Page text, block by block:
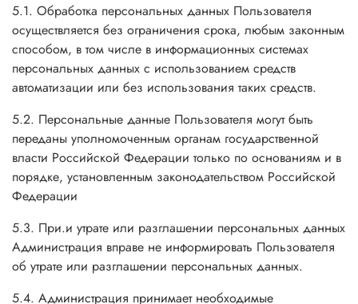
5.1. Обработка персональных данных Пользователя
осуществляется без ограничения срока, любым законным
способом, в том числе в информационных системах
персональных данных с использованием средств
автоматизации или без использования таких средств.
5.2. Персональные данные Пользователя могут быть
переданы уполномоченным органам государственной
власти Российской Федерации только по основаниям и в
порядке, установленным законодательством Российской
Федерации
5.3. При.и утрате или разглашении персональных данных
Администрация вправе не информировать Пользователя
об утрате или разглашении персональных данных.
5.4. Администрация принимает необходимые